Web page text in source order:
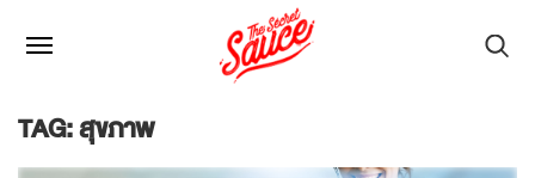
TAG: สุขภาพ